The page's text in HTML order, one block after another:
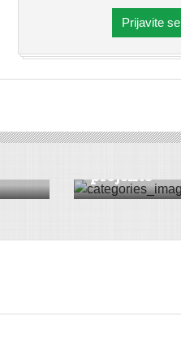
Prijavite se
EKONOMIJA
projekte